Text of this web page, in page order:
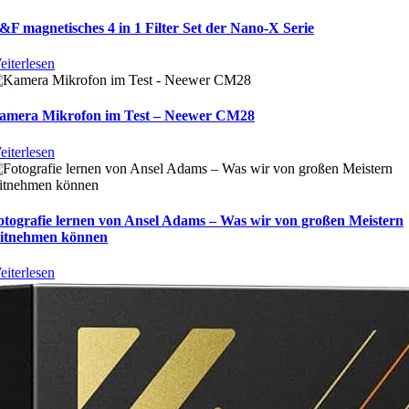
magnetisches 4 in 1 Filter Set der Nano-X Serie
Mikrofon im Test – Neewer CM28
lernen von Ansel Adams – Was wir von großen Meistern
können